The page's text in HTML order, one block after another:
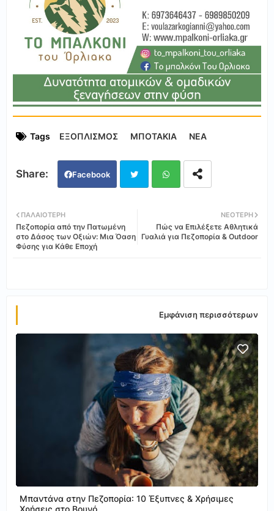
Tags ΕΞΟΠΛΙΣΜΟΣ ΜΠΟΤΑΚΙΑ ΝΕΑ
Facebook
ats
ΝΕΌΤΕΡΗ
Πώς να Επιλέξετε Αθλητικά
Γυαλιά για Πεζοπορία & Outdoor
ΠΑΛΑΙΌΤΕΡΗ
Πεζοπορία από την Πατωμένη
στο Δάσος των Οξιών: Μια Όαση
Φύσης για Κάθε Εποχή
Εμφάνιση περισσότερων
Μπαντάνα στην Πεζοπορία: 10 Έξυπνες & Χρήσιμες
Χρήσεις στο Βουνό